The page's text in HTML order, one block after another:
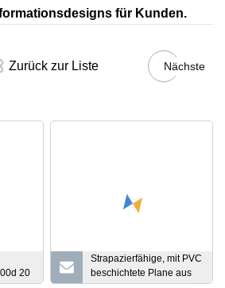
für Kunden.
Zurück zur Liste Nächste
20
Strapazierfähige, mit PVC
beschichtete Plane aus